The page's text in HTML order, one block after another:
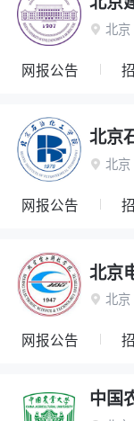
 北京
网报公告
北京
 北京
网报公告
北京
 北京
网报公告
中国